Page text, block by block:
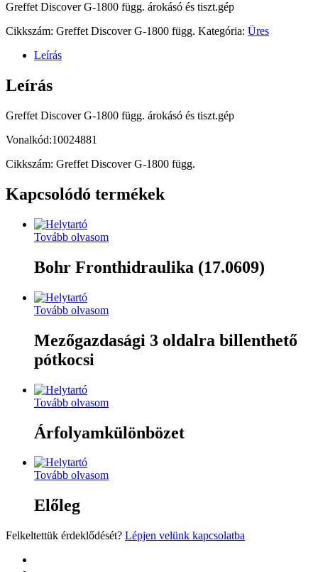
Greffet Discover G-1800 függ. árokásó és tiszt.gép
Cikkszám: Greffet Discover G-1800 függ. Kategória: Üres
Leírás
Leírás
Greffet Discover G-1800 függ. árokásó és tiszt.gép
Vonalkód:10024881
Cikkszám: Greffet Discover G-1800 függ.
Kapcsolódó termékek
Tovább olvasom
Bohr Fronthidraulika (17.0609)
Tovább olvasom
Mezőgazdasági 3 oldalra billenthető
pótkocsi
Tovább olvasom
Árfolyamkülönbözet
Tovább olvasom
Előleg
Felkeltettük érdeklődését? Lépjen velünk kapcsolatba